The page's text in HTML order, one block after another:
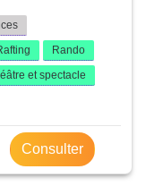
Rando
et spectacle
Consulter